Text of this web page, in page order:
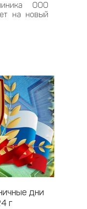
ООО
на новый
дни
г